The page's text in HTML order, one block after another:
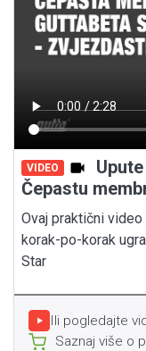
VIDEO
Čepastu
Ovaj praktični
korak-po-korak
Star
Ili pogledajte
Saznaj više o